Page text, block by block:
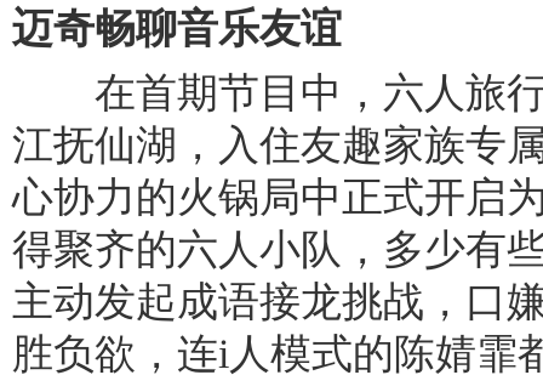
迈奇畅聊音乐友谊
在首期节目中，六人旅行
江抚仙湖，入住友趣家族专
心协力的火锅局中正式开启
得聚齐的六人小队，多少有
主动发起成语接龙挑战，口
胜负欲，连i人模式的陈婧霏